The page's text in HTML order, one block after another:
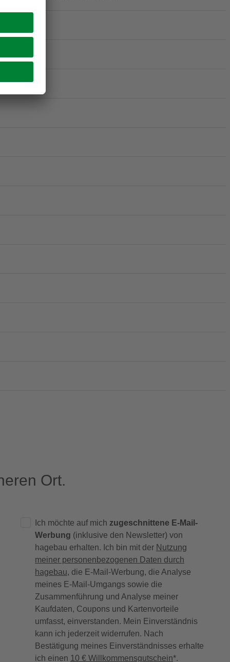
Ort.
Ich möchte auf mich zugeschnittene E-Mail-
Werbung (inklusive den Newsletter) von
hagebau erhalten. Ich bin mit der Nutzung
meiner personenbezogenen Daten durch
hagebau, die E-Mail-Werbung, die Analyse
meines E-Mail-Umgangs sowie die
Zusammenführung und Analyse meiner
Kaufdaten, Coupons und Kartenvorteile
umfasst, einverstanden. Mein Einverständnis
kann ich jederzeit widerrufen. Nach
Bestätigung meines Einverständnisses erhalte
ich einen 10 € Willkommensgutschein*.